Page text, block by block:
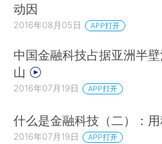
动因
2016年08月05日 APP打开
中国金融科技占据亚洲半
山
2016年07月19日 APP打开
什么是金融科技（二）：
2016年07月19日 APP打开